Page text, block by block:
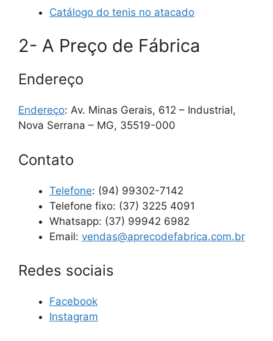
Catálogo do tenis no atacado
2- A Preço de Fábrica
Endereço
Endereço: Av. Minas Gerais, 612 – Industrial,
Nova Serrana – MG, 35519-000
Contato
Telefone: (94) 99302-7142
Telefone fixo: (37) 3225 4091
Whatsapp: (37) 99942 6982
Email: vendas@aprecodefabrica.com.br
Redes sociais
Facebook
Instagram